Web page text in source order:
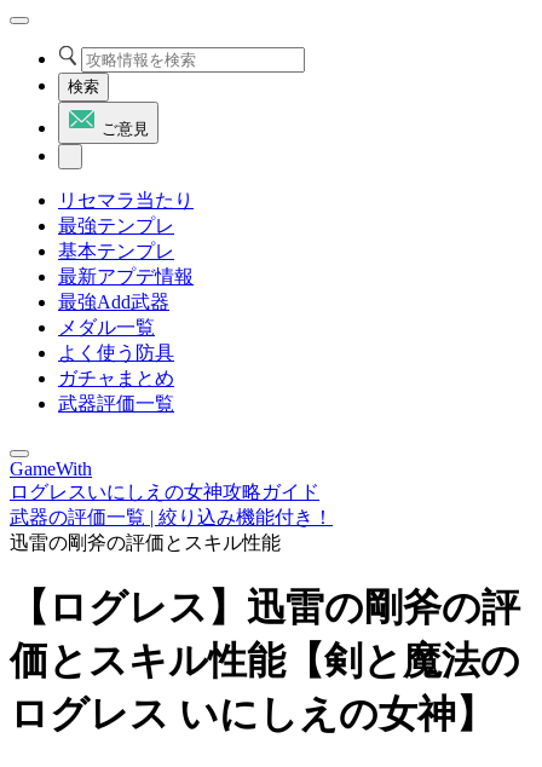
検索
ご意見
リセマラ当たり
最強テンプレ
基本テンプレ
最新アプデ情報
最強Add武器
メダル一覧
よく使う防具
ガチャまとめ
武器評価一覧
GameWith
ログレスいにしえの女神攻略ガイド
武器の評価一覧 | 絞り込み機能付き！
迅雷の剛斧の評価とスキル性能
【ログレス】迅雷の剛斧の評
価とスキル性能【剣と魔法の
ログレス いにしえの女神】